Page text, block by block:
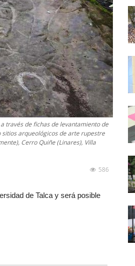
través de fichas de levantamiento de
arqueológicos de arte rupestre
Cerro Quiñe (Linares), Villa
586
de Talca y será posible